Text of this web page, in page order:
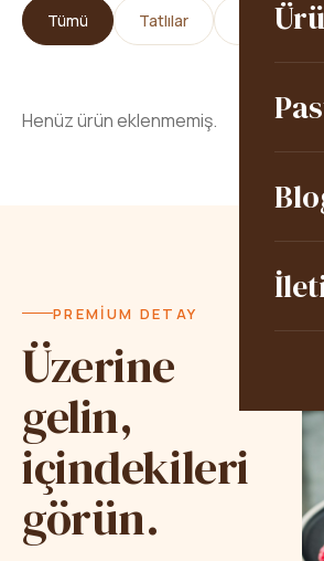
Tümü Tatlılar Pastalar
Henüz ürün eklenmemiş.
PREMIUM DETAY
Üzerine
gelin,
içindekileri
görün.